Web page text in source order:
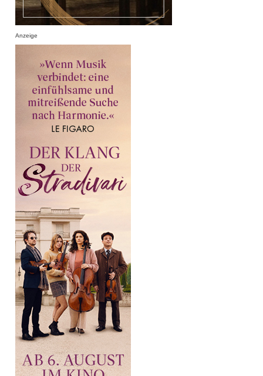
Anzeige